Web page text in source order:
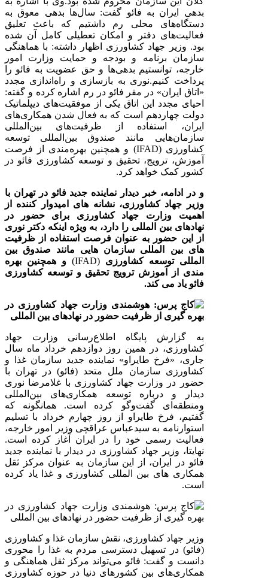
بدهی ایران به فائو گفت: سال‌ها بدهی معوق به
دستگاه‌های محلی رم داشتیم که باعث تعلیق
فعالیت‌های دفتر و امکان تعطیلی کامل آن شده
بود. وزیر جهاد کشاورزی اظهار داشته: با هماهنگی
سازمان برنامه و بودجه و حمایت وزارت امور
خارجه، توانستیم بدهی‌ها و حق عضویت به فائو را
پرداخت کنیم.نوری به بازسازی و راه‌اندازی مجدد
«اتاق ایران» در مقر فائو در رم اشاره کرده و گفته:
احیای مجدد این اتاق یکی از موفقیت‌های دیپلماتیک
دولت چهاردهم است که به فعال شدن همکاری‌های
ایران، استفاده از ظرفیت‌های بین‌المللی
سازمان‌هایی مانند صندوق بین‌المللی توسعه
کشاورزی (IFAD) و‌ همچنین بهره‌مندی از فرصت
آموزش، ترویج، تحقیق و توسعه کشاورزی فائو در
کشور کمک خواهد کرد.
و در ادامه، خبر دیدار نماینده جدید فائو در تهران با
وزیر جهاد کشاورزی، نشانه های امیدوار کننده از
اهمیت وزارت جهاد کشاورزی برای حضور در
نهادهای بین المللی را دارد، به ویژه اینکه دکتر نوری
از این حضور به عنوان فرصت استفاده از ظرفیت
های بین المللی سازمان هایی مانند صندوق بین
المللی توسعه کشاورزی(IFAD) و همچنین بهره
مندی از آموزش ترویج تحقیق و توسعه کشاورزی
فائو یاد می کند.
به گزارش پایگاه اطلاع‌رسانی وزارت جهاد
کشاورزی، در همین روز دوازدهم خرداد ماه سال
جاری، «فرخ طایراو» نماینده جدید سازمان غذا و
کشاورزی سازمان ملل متحد (فائو) در تهران با
حضور در وزارت جهاد کشاورزی با غلامرضا نوری
دیدار و‌ درباره توسعه همکاری‌های بین‌المللی
و‌منطقه‌ای گفت‌وگو کرده است. همانگونه که
گفتیم، فرخ طایراو از روز چهارم خرداد با تسلیم
استوارنامه به سیدعباس عراقچی وزیر امور خارجه،
فعالیت رسمی خود را در ایران آغاز کرده است.
نهایتا، وزیر جهاد کشاورزی در دیدار با نماینده جدید
فائو در ایران، از این سازمان به عنوان مرکز ثقل
همکاری های بین المللی کشاورزی و غذا یاد کرده
است.
وزیر جهاد کشاورزی، نقش سازمان غذا و کشاورزی
(فائو) در تسهیل دسترسی مردم به غذا را محوری
دانست و گفت: فائو می‌تواند مرکز ثقل هماهنگی و
همکاری‌های بین کشورهای دنیا در حوزه کشاورزی